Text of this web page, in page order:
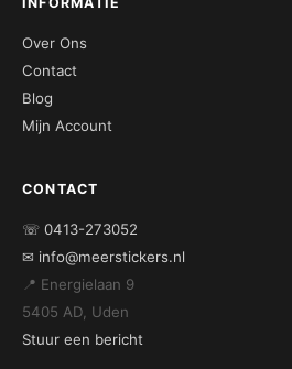
Over Ons
Contact
Blog
Mijn Account
CONTACT
☏ 0413-273052
✉ info@meerstickers.nl
📍 Energielaan 9
5405 AD, Uden
Stuur een bericht